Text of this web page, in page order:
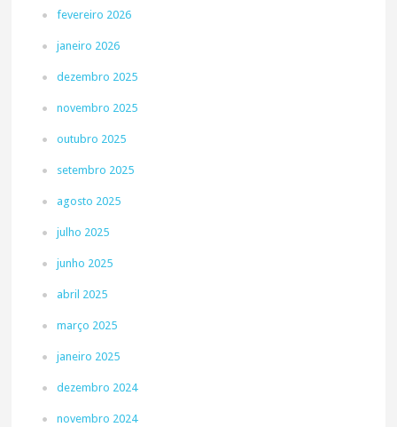
fevereiro 2026
janeiro 2026
dezembro 2025
novembro 2025
outubro 2025
setembro 2025
agosto 2025
julho 2025
junho 2025
abril 2025
março 2025
janeiro 2025
dezembro 2024
novembro 2024